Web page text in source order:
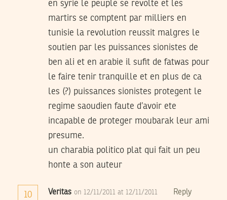
en syrie le peuple se revolte et les
martirs se comptent par milliers en
tunisie la revolution reussit malgres le
soutien par les puissances sionistes de
ben ali et en arabie il sufit de fatwas pour
le faire tenir tranquille et en plus de ca
les (?) puissances sionistes protegent le
regime saoudien faute d’avoir ete
incapable de proteger moubarak leur ami
presume.
un charabia politico plat qui fait un peu
honte a son auteur
10 Veritas on 12/11/2011 at 12/11/2011 Reply